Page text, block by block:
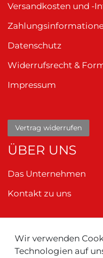
Wir verwenden
Technologien auf
Versandkosten und -
Datenschutz
Widerrufsrecht &
Impressum
Vertrag widerrufen
ÜBER UNS
Das Unternehmen
Kontakt zu uns
Neu ! Für Kunden aus